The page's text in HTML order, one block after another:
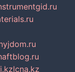
lcna.kz